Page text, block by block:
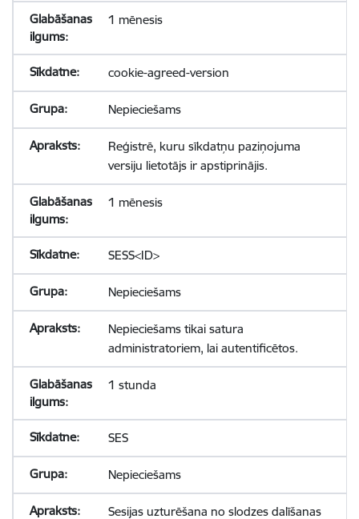
1 mēnesis
cookie-agreed-version
Nepieciešams
Reģistrē, kuru sīkdatņu paziņojuma
versiju lietotājs ir apstiprinājis.
1 mēnesis
SESS<ID>
Nepieciešams
Nepieciešams tikai satura
administratoriem, lai autentificētos.
1 stunda
SES
Nepieciešams
Sesijas uzturēšana no slodzes dalīšanas